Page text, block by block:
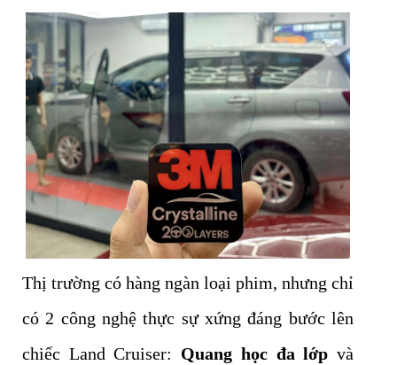
Thị trường có hàng ngàn loại phim, nhưng chỉ
có 2 công nghệ thực sự xứng đáng bước lên
chiếc Land Cruiser: Quang học đa lớp và